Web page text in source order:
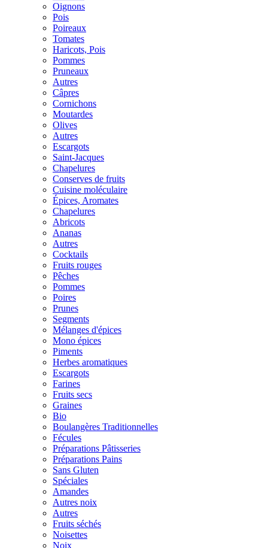
Oignons
Pois
Poireaux
Tomates
Haricots, Pois
Pommes
Pruneaux
Autres
Câpres
Cornichons
Moutardes
Olives
Autres
Escargots
Saint-Jacques
Chapelures
Conserves de fruits
Cuisine moléculaire
Épices, Aromates
Chapelures
Abricots
Ananas
Autres
Cocktails
Fruits rouges
Pêches
Pommes
Poires
Prunes
Segments
Mélanges d'épices
Mono épices
Piments
Herbes aromatiques
Escargots
Farines
Fruits secs
Graines
Bio
Boulangères Traditionnelles
Fécules
Préparations Pâtisseries
Préparations Pains
Sans Gluten
Spéciales
Amandes
Autres noix
Autres
Fruits séchés
Noisettes
Noix